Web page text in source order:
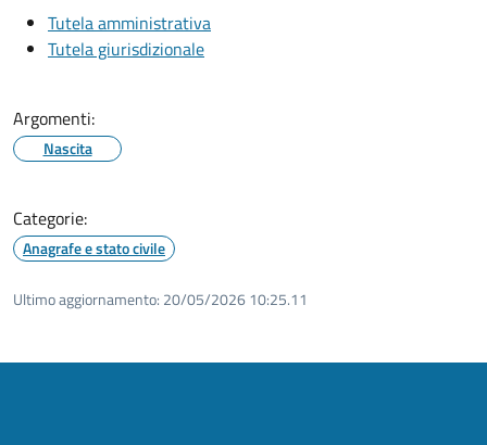
Tutela amministrativa
Tutela giurisdizionale
Argomenti:
Nascita
Categorie:
Anagrafe e stato civile
Ultimo aggiornamento: 20/05/2026 10:25.11